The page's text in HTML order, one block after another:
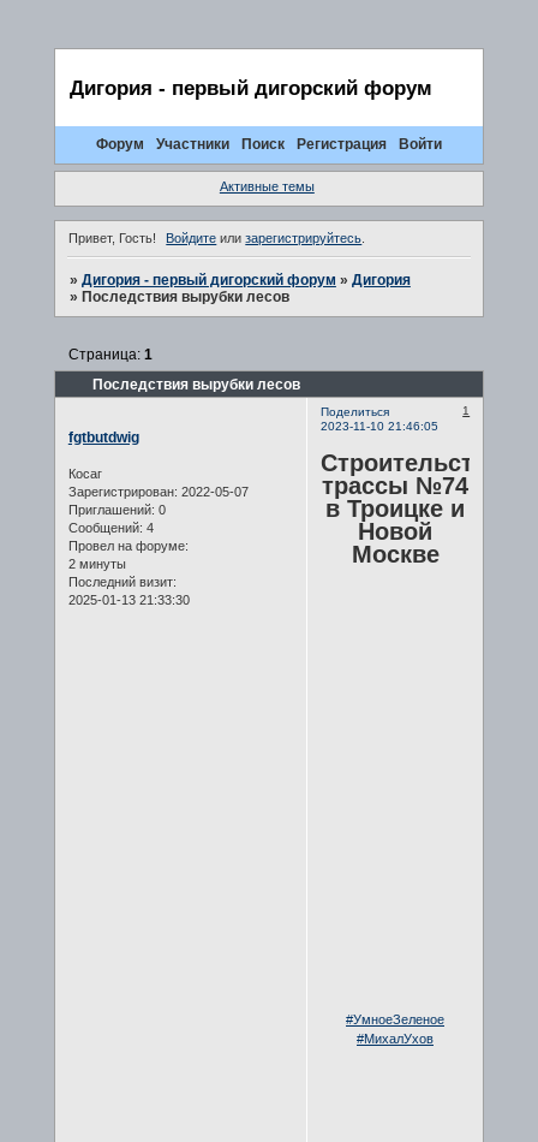
Дигория - первый дигорский форум
Форум Участники Поиск Регистрация Войти
Активные темы
Привет, Гость! Войдите илизарегистрируйтесь.
» Дигория - первый дигорский форум » Дигория
» Последствия вырубки лесов
Последствия вырубки лесов
Страница: 1
Поделиться
1
2023-11-10 21:46:05
fgtbutdwig
Косаг
Зарегистрирован: 2022-05-07
Приглашений: 0
Сообщений: 4
Провел на форуме:
2 минуты
Последний визит:
2025-01-13 21:33:30
Строительство
трассы №74
в Троицке и
Новой
Москве
#УмноеЗеленое
#МихалУхов